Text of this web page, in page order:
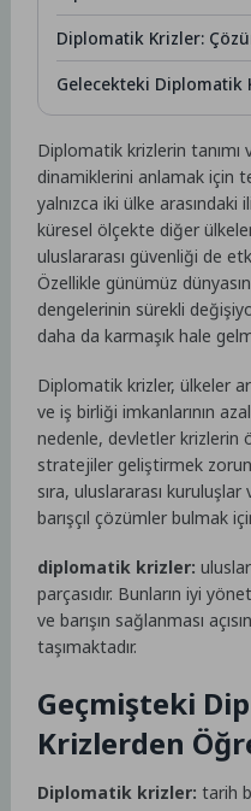
Diplomatik Krizler:
Gelecekteki
Diplomatik krizlerin tanımı
dinamiklerini anlamak için
yalnızca iki ülke arasındaki
küresel ölçekte diğer
uluslararası güvenliği de
Özellikle günümüz
dengelerinin sürekli
daha da karmaşık hale
Diplomatik krizler, ülkeler
ve iş birliği imkanlarının
nedenle, devletler krizlerin
stratejiler geliştirmek
sıra, uluslararası
barışçıl çözümler bulmak
diplomatik krizler:
parçasıdır. Bunların iyi
ve barışın sağlanması
taşımaktadır.
Geçmişteki
Krizlerden
Diplomatik krizler: tarih